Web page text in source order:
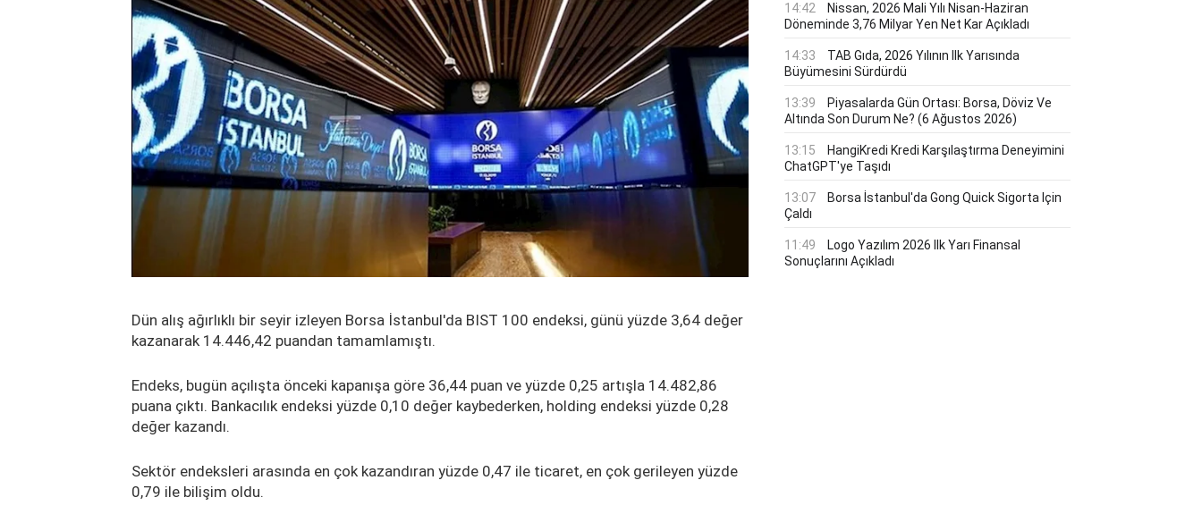
Dün alış ağırlıklı bir seyir izleyen Borsa İstanbul'da BIST 100 endeksi, günü yüzde 3,64 değer
kazanarak 14.446,42 puandan tamamlamıştı.
Endeks, bugün açılışta önceki kapanışa göre 36,44 puan ve yüzde 0,25 artışla 14.482,86
puana çıktı. Bankacılık endeksi yüzde 0,10 değer kaybederken, holding endeksi yüzde 0,28
değer kazandı.
Sektör endeksleri arasında en çok kazandıran yüzde 0,47 ile ticaret, en çok gerileyen yüzde
0,79 ile bilişim oldu.
14:42
Nissan, 2026 Mali Yılı Nisan-Haziran
Döneminde 3,76 Milyar Yen Net Kar Açıkladı
14:33
TAB Gıda, 2026 Yılının Ilk Yarısında
Büyümesini Sürdürdü
13:39
Piyasalarda Gün Ortası: Borsa, Döviz Ve
Altında Son Durum Ne? (6 Ağustos 2026)
13:15
HangiKredi Kredi Karşılaştırma Deneyimini
ChatGPT'ye Taşıdı
13:07
Borsa İstanbul'da Gong Quick Sigorta Için
Çaldı
11:49
Logo Yazılım 2026 Ilk Yarı Finansal
Sonuçlarını Açıkladı